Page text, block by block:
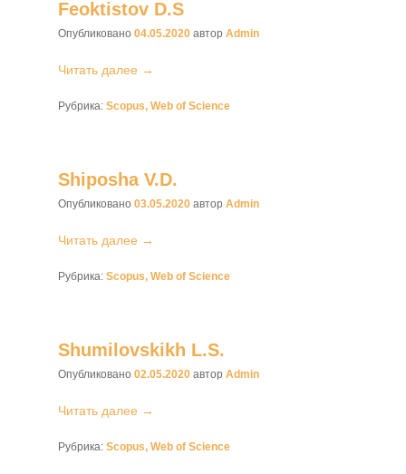
Feoktistov D.S
Опубликовано 04.05.2020 автор Admin
Читать далее →
Рубрика: Scopus, Web of Science
Shiposha V.D.
Опубликовано 03.05.2020 автор Admin
Читать далее →
Рубрика: Scopus, Web of Science
Shumilovskikh L.S.
Опубликовано 02.05.2020 автор Admin
Читать далее →
Рубрика: Scopus, Web of Science